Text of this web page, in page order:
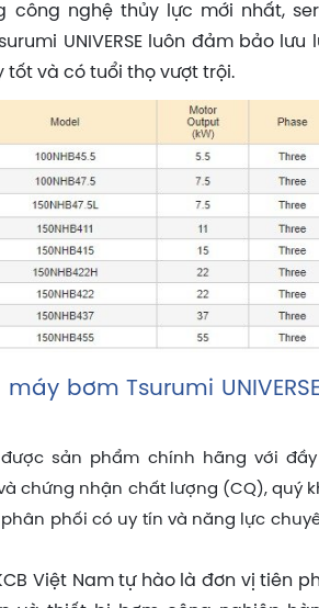
công nghệ thủy lực mới nhất,
UNIVERSE luôn đảm bảo lưu
tốt và có tuổi thọ vượt trội.
bơm Tsurumi
sản phẩm chính hãng với
chứng nhận chất lượng (CQ), quý
phối có uy tín và năng lực
Việt Nam tự hào là đơn vị tiên